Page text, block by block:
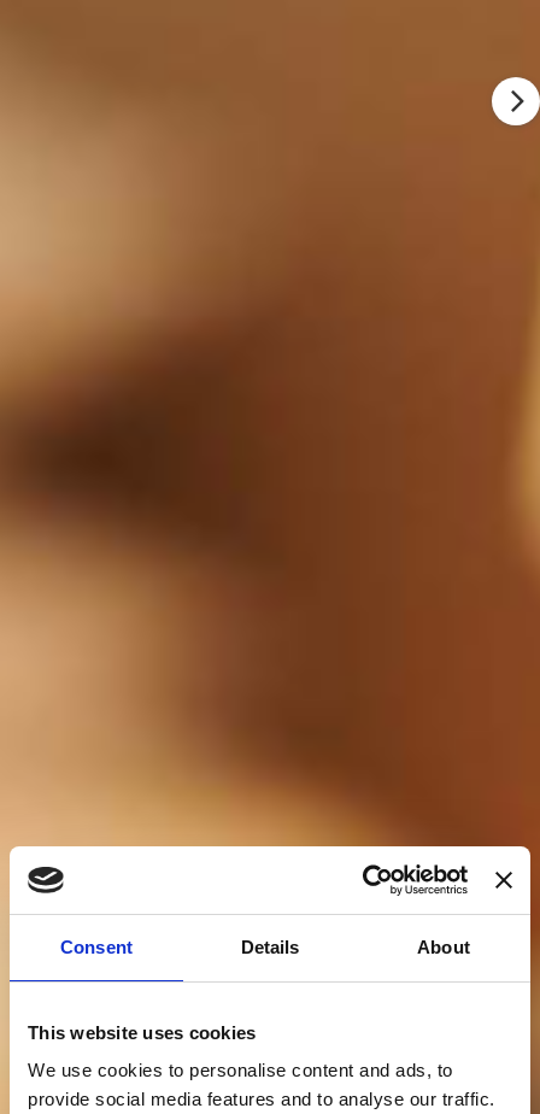
Consent Details About
This website uses cookies
We use cookies to personalise content and ads, to
provide social media features and to analyse our traffic.